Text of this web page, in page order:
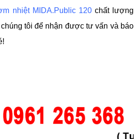
nhiệt MIDA.Public 120chất lượng
tôi để nhận được tư vấn và báo